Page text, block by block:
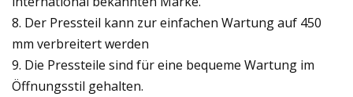
8. Der Pressteil kann zur einfachen Wartung auf 450
mm verbreitert werden
9. Die Pressteile sind für eine bequeme Wartung im
Öffnungsstil gehalten.